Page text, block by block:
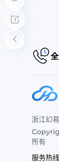
浙江幻
所有
服务热线